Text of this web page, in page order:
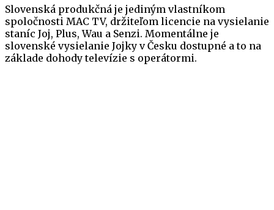
Slovenská produkčná je jediným vlastníkom
spoločnosti MAC TV, držiteľom licencie na vysielanie
staníc Joj, Plus, Wau a Senzi. Momentálne je
slovenské vysielanie Jojky v Česku dostupné a to na
základe dohody televízie s operátormi.